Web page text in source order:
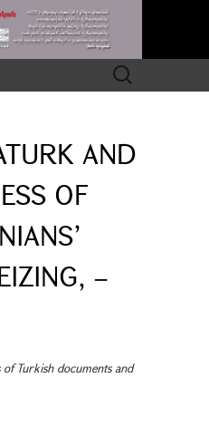
Search
for:
AND
OF
–
Turkish documents and